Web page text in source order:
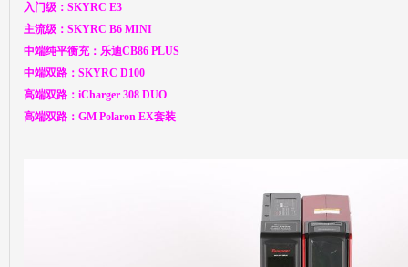
入门级：SKYRC E3
主流级：SKYRC B6 MINI
中端纯平衡充：乐迪CB86 PLUS
中端双路：SKYRC D100
高端双路：iCharger 308 DUO
高端双路：GM Polaron EX套装